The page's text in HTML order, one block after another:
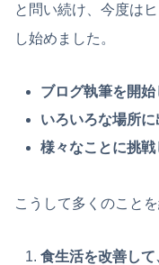
と問い続け、今度は
し始めました。
ブログ執筆を開始
いろいろな場所に
様々なことに挑戦
こうして多くのこと
食生活を改善し